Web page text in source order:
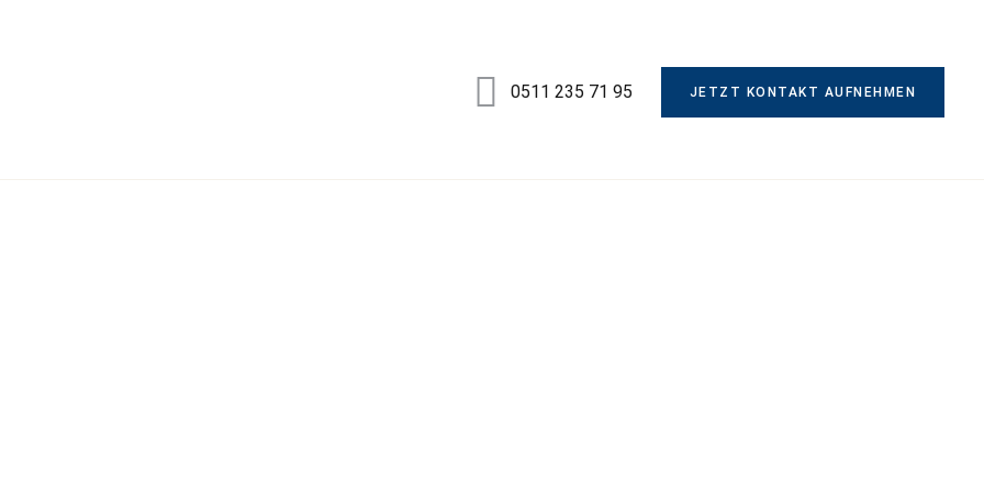
0511 235 71 95 JETZT KONTAKT AUFNEHMEN